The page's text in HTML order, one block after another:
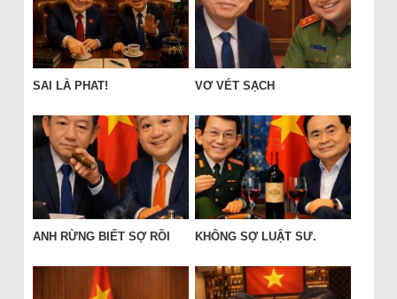
SAI LÀ PHAT! VƠ VÉT SẠCH
ANH RỪNG BIẾT SỢ RỒI KHÔNG SỢ LUẬT SƯ.